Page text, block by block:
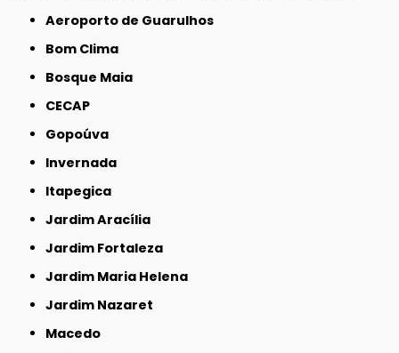
Aeroporto de Guarulhos
Bom Clima
Bosque Maia
CECAP
Gopoúva
Invernada
Itapegica
Jardim Aracília
Jardim Fortaleza
Jardim Maria Helena
Jardim Nazaret
Macedo